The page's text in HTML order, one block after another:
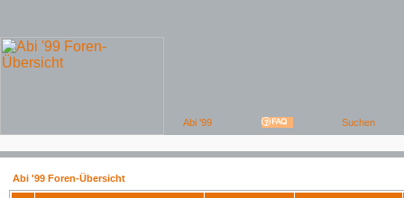
Abi '99 Foren-Übersicht